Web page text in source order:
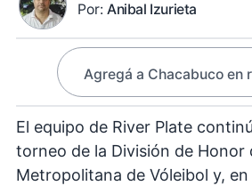
Por: Anibal Izurieta
Agregá a Chacabuco en
El equipo de River Plate
torneo de la División de Honor
Metropolitana de Vóleibol y,